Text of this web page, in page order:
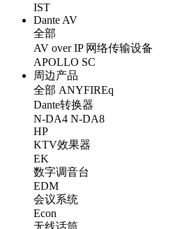
IST
Dante AV
全部
AV over IP 网络传输设备
APOLLO SC
周边产品
全部 ANYFIREq
Dante转换器
N-DA4 N-DA8
HP
KTV效果器
EK
数字调音台
EDM
会议系统
Econ
无线话筒